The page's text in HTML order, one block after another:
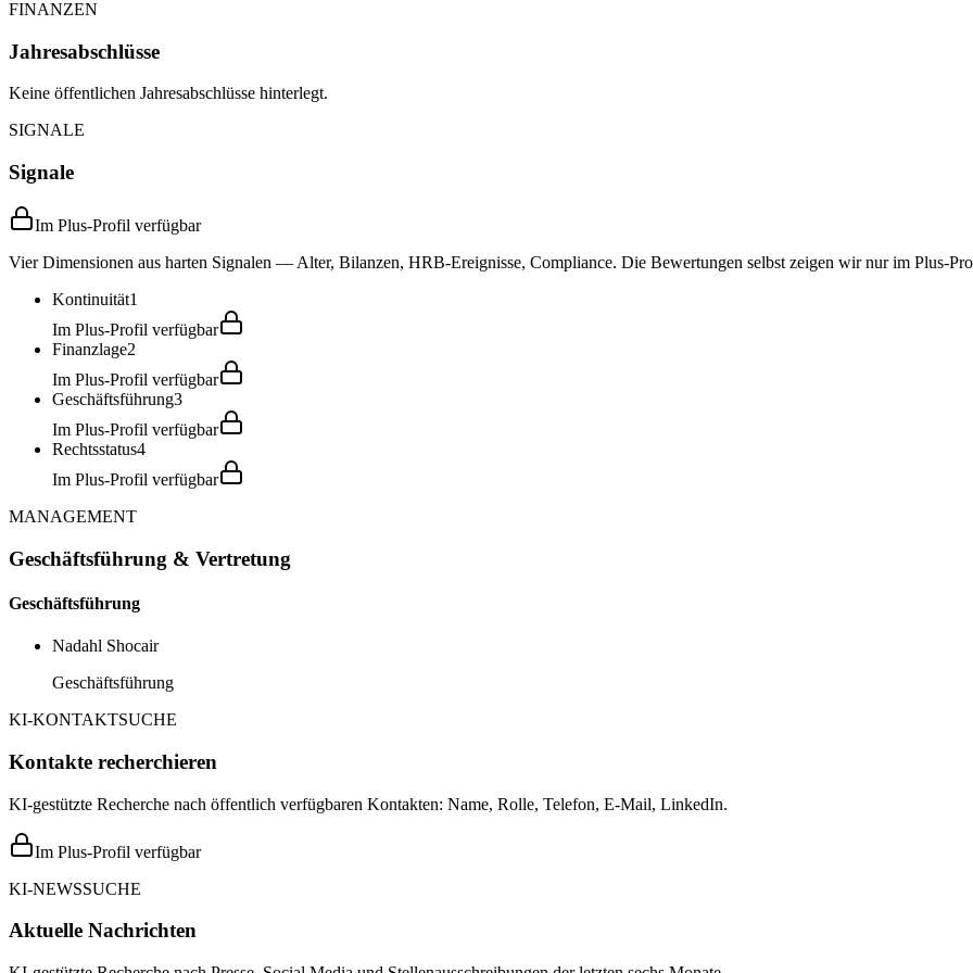
FINANZEN
Jahresabschlüsse
Keine öffentlichen Jahresabschlüsse hinterlegt.
SIGNALE
Signale
Im Plus-Profil verfügbar
Vier Dimensionen aus harten Signalen — Alter, Bilanzen, HRB-Ereignisse, Compliance. Die Bewertungen selbst zeigen wir nur im Plus-
Kontinuität1
Im Plus-Profil verfügbar
Finanzlage2
Im Plus-Profil verfügbar
Geschäftsführung3
Im Plus-Profil verfügbar
Rechtsstatus4
Im Plus-Profil verfügbar
MANAGEMENT
Geschäftsführung & Vertretung
Geschäftsführung
Nadahl Shocair
Geschäftsführung
KI-KONTAKTSUCHE
Kontakte recherchieren
KI-gestützte Recherche nach öffentlich verfügbaren Kontakten: Name, Rolle, Telefon, E-Mail, LinkedIn.
Im Plus-Profil verfügbar
KI-NEWSSUCHE
Aktuelle Nachrichten